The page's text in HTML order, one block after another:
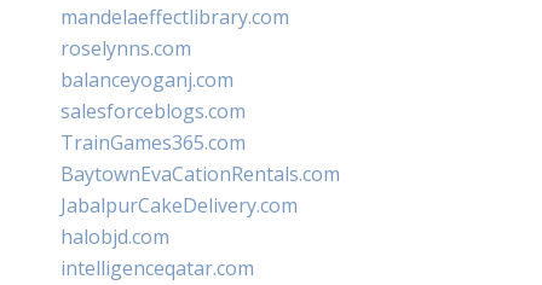
mandelaeffectlibrary.com
roselynns.com
balanceyoganj.com
salesforceblogs.com
TrainGames365.com
BaytownEvaCationRentals.com
JabalpurCakeDelivery.com
halobjd.com
intelligenceqatar.com